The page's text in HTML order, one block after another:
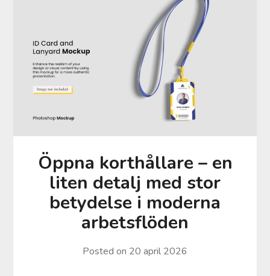
Öppna korthållare – en
liten detalj med stor
betydelse i moderna
arbetsflöden
Posted on 20 april 2026